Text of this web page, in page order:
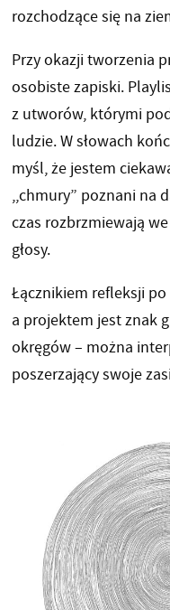
rozchodzące się na
Przy okazji tworzenia
osobiste zapiski.
z utworów, którymi
ludzie. W słowach
myśl, że jestem
,,chmury” poznani na
czas rozbrzmiewają
głosy.
Łącznikiem refleksji
a projektem jest znak
okręgów – można
poszerzający swoje